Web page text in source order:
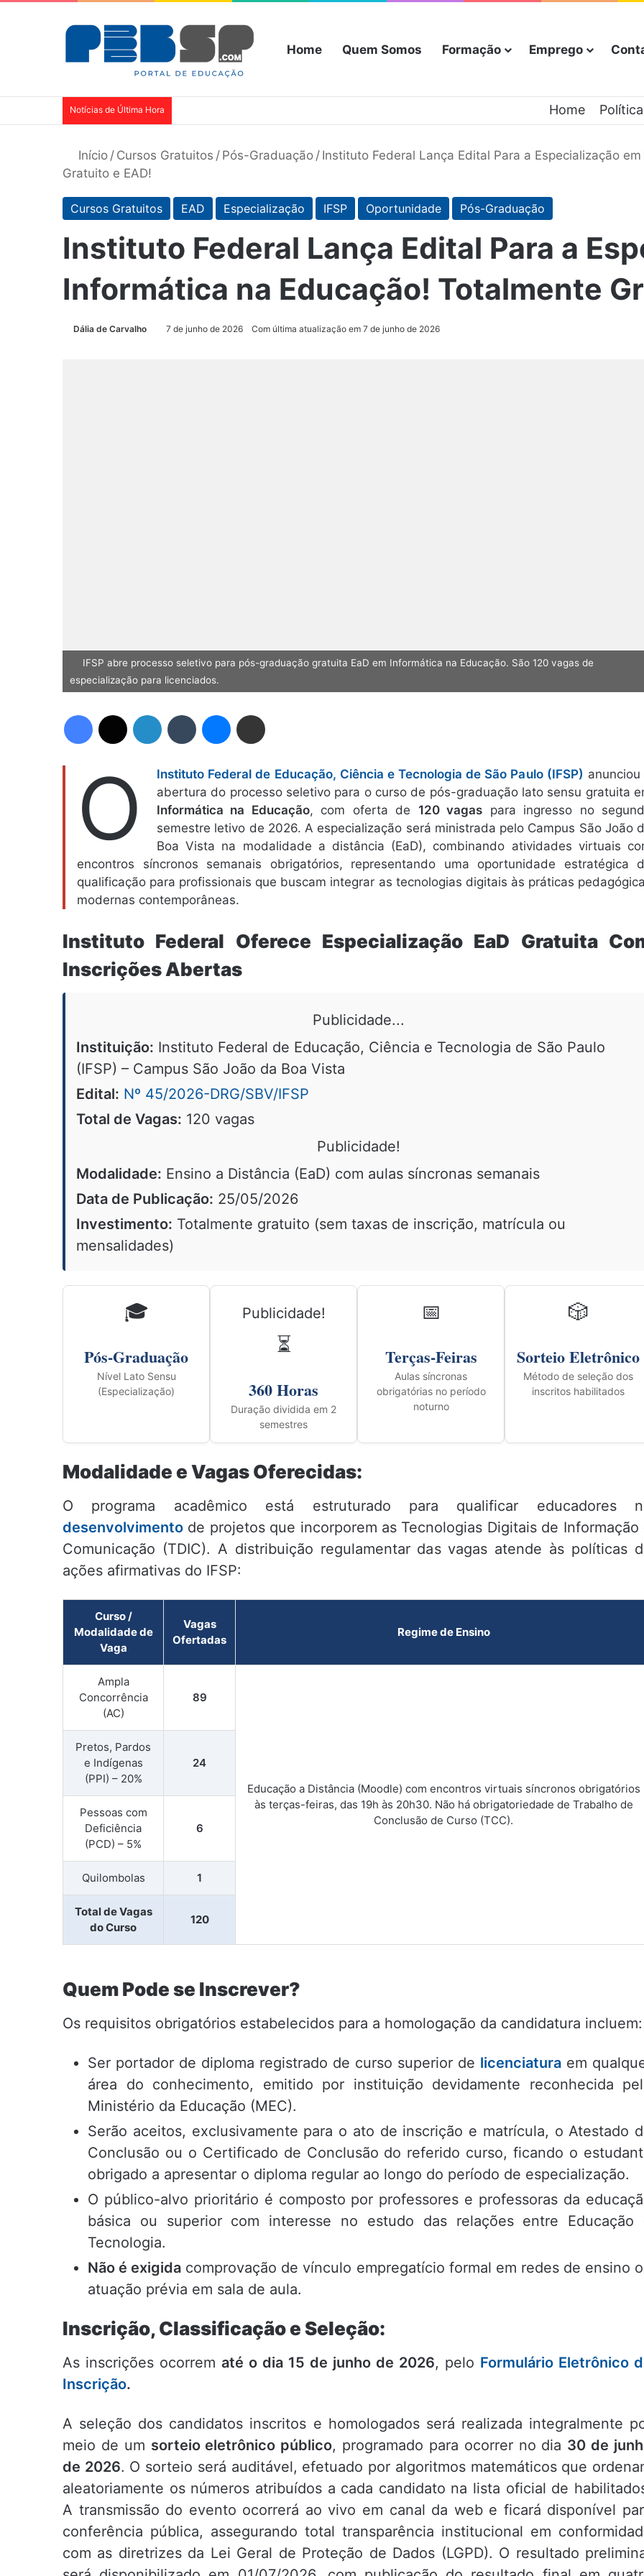
Home Quem Somos Formação Emprego
Notícias de Última Hora Home
Início / Cursos Gratuitos / Pós-Graduação / Instituto Federal Lança Edital Para a Especialização
Gratuito e EAD!
Cursos Gratuitos EAD Especialização IFSP Oportunidade Pós-Graduação
Instituto Federal Lança Edital Para a
Informática na Educação! Totalmente
Dália de Carvalho 7 de junho de 2026 Com última atualização em 7 de junho de 2026
IFSP abre processo seletivo para pós-graduação gratuita EaD em Informática na Educação. São 120 vagas de
especialização para licenciados.
O Instituto Federal de Educação, Ciência e Tecnologia de São Paulo (IFSP) anunciou
abertura do processo seletivo para o curso de pós-graduação lato sensu gratuita
Informática na Educação, com oferta de 120 vagas para ingresso no
semestre letivo de 2026. A especialização será ministrada pelo Campus São João
Boa Vista na modalidade a distância (EaD), combinando atividades virtuais
encontros síncronos semanais obrigatórios, representando uma oportunidade estratégica
qualificação para profissionais que buscam integrar as tecnologias digitais às práticas
modernas contemporâneas.
Instituto Federal Oferece Especialização EaD Gratuita
Inscrições Abertas
Publicidade...
Instituição: Instituto Federal de Educação, Ciência e Tecnologia de São Paulo
(IFSP) – Campus São João da Boa Vista
Edital: Nº 45/2026-DRG/SBV/IFSP
Total de Vagas: 120 vagas
Publicidade!
Modalidade: Ensino a Distância (EaD) com aulas síncronas semanais
Data de Publicação: 25/05/2026
Investimento: Totalmente gratuito (sem taxas de inscrição, matrícula ou
mensalidades)
🎓
Pós-Graduação
Nível Lato Sensu
(Especialização)
Publicidade!
⏳
360 Horas
Duração dividida em 2
semestres
📅
Terças-Feiras
Aulas síncronas
obrigatórias no período
noturno
🎲
Sorteio Eletrônico
Método de seleção dos
inscritos habilitados
Modalidade e Vagas Oferecidas:
O programa acadêmico está estruturado para qualificar educadores
desenvolvimento de projetos que incorporem as Tecnologias Digitais de Informação
Comunicação (TDIC). A distribuição regulamentar das vagas atende às políticas
ações afirmativas do IFSP:
Curso /
Modalidade de
Vaga
Vagas
Ofertadas
Regime de Ensino
Ampla
Concorrência
(AC)
89
Educação a Distância (Moodle) com encontros virtuais síncronos obrigatórios
às terças-feiras, das 19h às 20h30. Não há obrigatoriedade de Trabalho de
Conclusão de Curso (TCC).
Pretos, Pardos
e Indígenas
(PPI) – 20%
24
Pessoas com
Deficiência
(PCD) – 5%
6
Quilombolas 1
Total de Vagas
do Curso
120
Quem Pode se Inscrever?
Os requisitos obrigatórios estabelecidos para a homologação da candidatura incluem:
Ser portador de diploma registrado de curso superior de licenciatura em
área do conhecimento, emitido por instituição devidamente reconhecida
Ministério da Educação (MEC).
Serão aceitos, exclusivamente para o ato de inscrição e matrícula, o Atestado
Conclusão ou o Certificado de Conclusão do referido curso, ficando o
obrigado a apresentar o diploma regular ao longo do período de especialização.
O público-alvo prioritário é composto por professores e professoras da
básica ou superior com interesse no estudo das relações entre Educação
Tecnologia.
Não é exigida comprovação de vínculo empregatício formal em redes de ensino
atuação prévia em sala de aula.
Inscrição, Classificação e Seleção:
As inscrições ocorrem até o dia 15 de junho de 2026, pelo Formulário Eletrônico
Inscrição.
A seleção dos candidatos inscritos e homologados será realizada integralmente
meio de um sorteio eletrônico público, programado para ocorrer no dia 30 de
de 2026. O sorteio será auditável, efetuado por algoritmos matemáticos que
aleatoriamente os números atribuídos a cada candidato na lista oficial de
A transmissão do evento ocorrerá ao vivo em canal da web e ficará disponível
conferência pública, assegurando total transparência institucional em
com as diretrizes da Lei Geral de Proteção de Dados (LGPD). O resultado